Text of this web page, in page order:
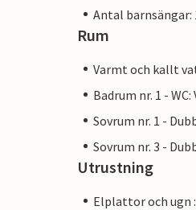
Antal barnsängar:
Rum
Varmt och kallt
Badrum nr. 1 -
Sovrum nr. 1 -
Sovrum nr. 3 -
Utrustning
Elplattor och ugn